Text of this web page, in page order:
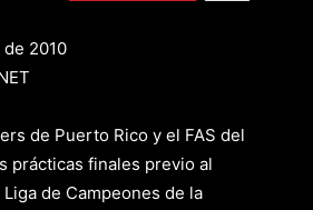
2010
de Puerto Rico y el FAS del
prácticas finales previo al
de Campeones de la